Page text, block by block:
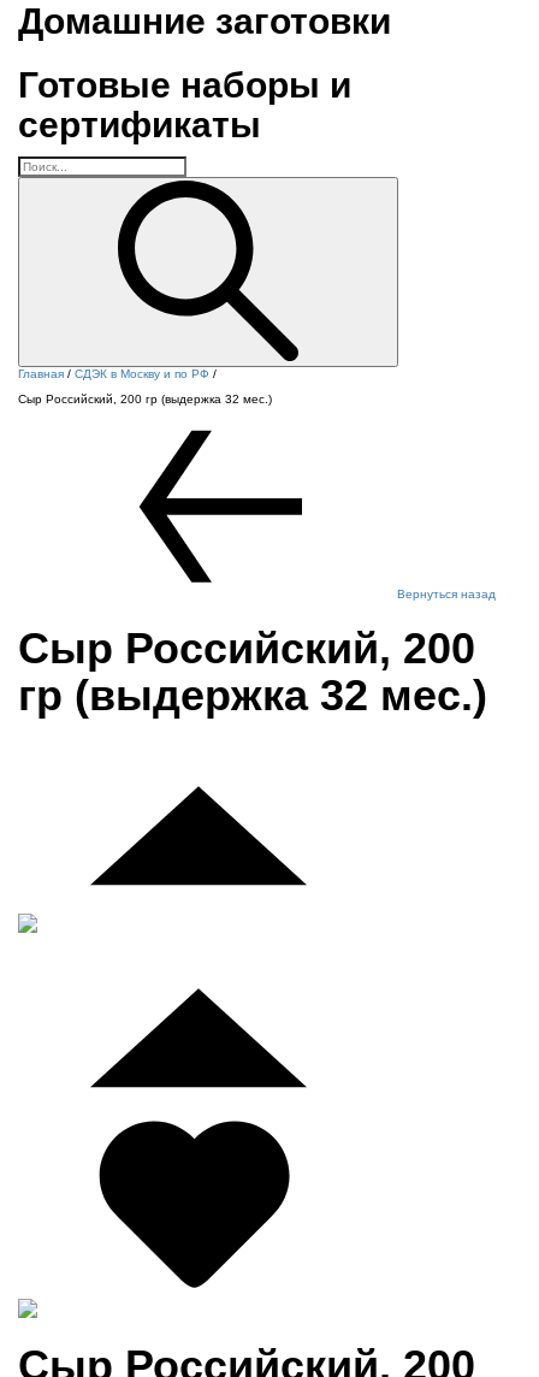
Домашние заготовки
Готовые наборы и
сертификаты
Главная / СДЭК в Москву и по РФ /
Сыр Российский, 200 гр (выдержка 32 мес.)
Вернуться назад
Сыр Российский, 200
гр (выдержка 32 мес.)
Сыр Российский, 200